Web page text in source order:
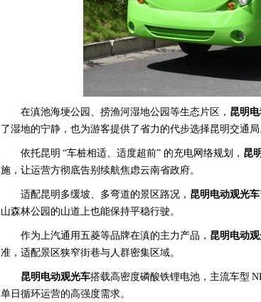
在滇池海埂公园、捞渔河湿地公园等生态片区， 昆明
了湿地的宁静，也为游客提供了省力的代步选择昆明交通局
依托昆明 “车桩相适、适度超前” 的充电网络规划， 昆
施，让运营方彻底告别续航焦虑云南省政府。
适配昆明多缓坡、多弯道的景区路况， 昆明电动观光车
山森林公园的山道上也能保持平稳行驶。
作为上汽通用五菱等品牌在滇的主力产品， 昆明电动
准，适配景区狭窄街巷与人群密集区域。
昆明电动观光车搭载高密度磷酸铁锂电池，主流车型
单日循环运营的高强度需求。